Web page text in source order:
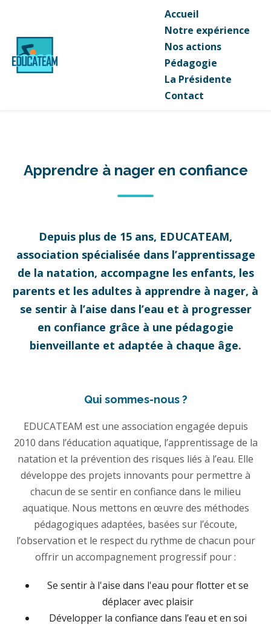
Accueil
Notre expérience
Nos actions
Pédagogie
La Présidente
Contact
Apprendre à nager en confiance
Depuis plus de 15 ans, EDUCATEAM,
association spécialisée dans l’apprentissage
de la natation, accompagne les enfants, les
parents et les adultes à apprendre à nager, à
se sentir à l’aise dans l’eau et à progresser
en confiance grâce à une pédagogie
bienveillante et adaptée à chaque âge.
Qui sommes-nous ?
EDUCATEAM est une association engagée depuis
2010 dans l’éducation aquatique, l’apprentissage de la
natation et la prévention des risques liés à l’eau. Elle
développe des projets innovants pour permettre à
chacun de se sentir en confiance dans le milieu
aquatique. Nous mettons en œuvre des méthodes
pédagogiques adaptées, basées sur l’écoute,
l’observation et le respect du rythme de chacun pour
offrir un accompagnement progressif pour :
Se sentir à l'aise dans l'eau pour flotter et se
déplacer avec plaisir
Développer la confiance dans l’eau et en soi